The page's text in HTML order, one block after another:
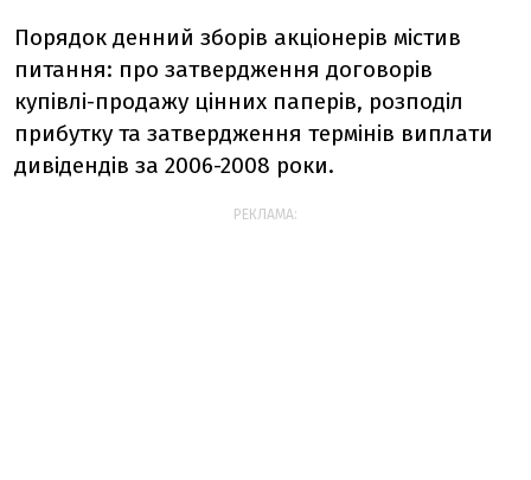
Порядок денний зборів акціонерів містив
питання: про затвердження договорів
купівлі-продажу цінних паперів, розподіл
прибутку та затвердження термінів виплати
дивідендів за 2006-2008 роки.
РЕКЛАМА: